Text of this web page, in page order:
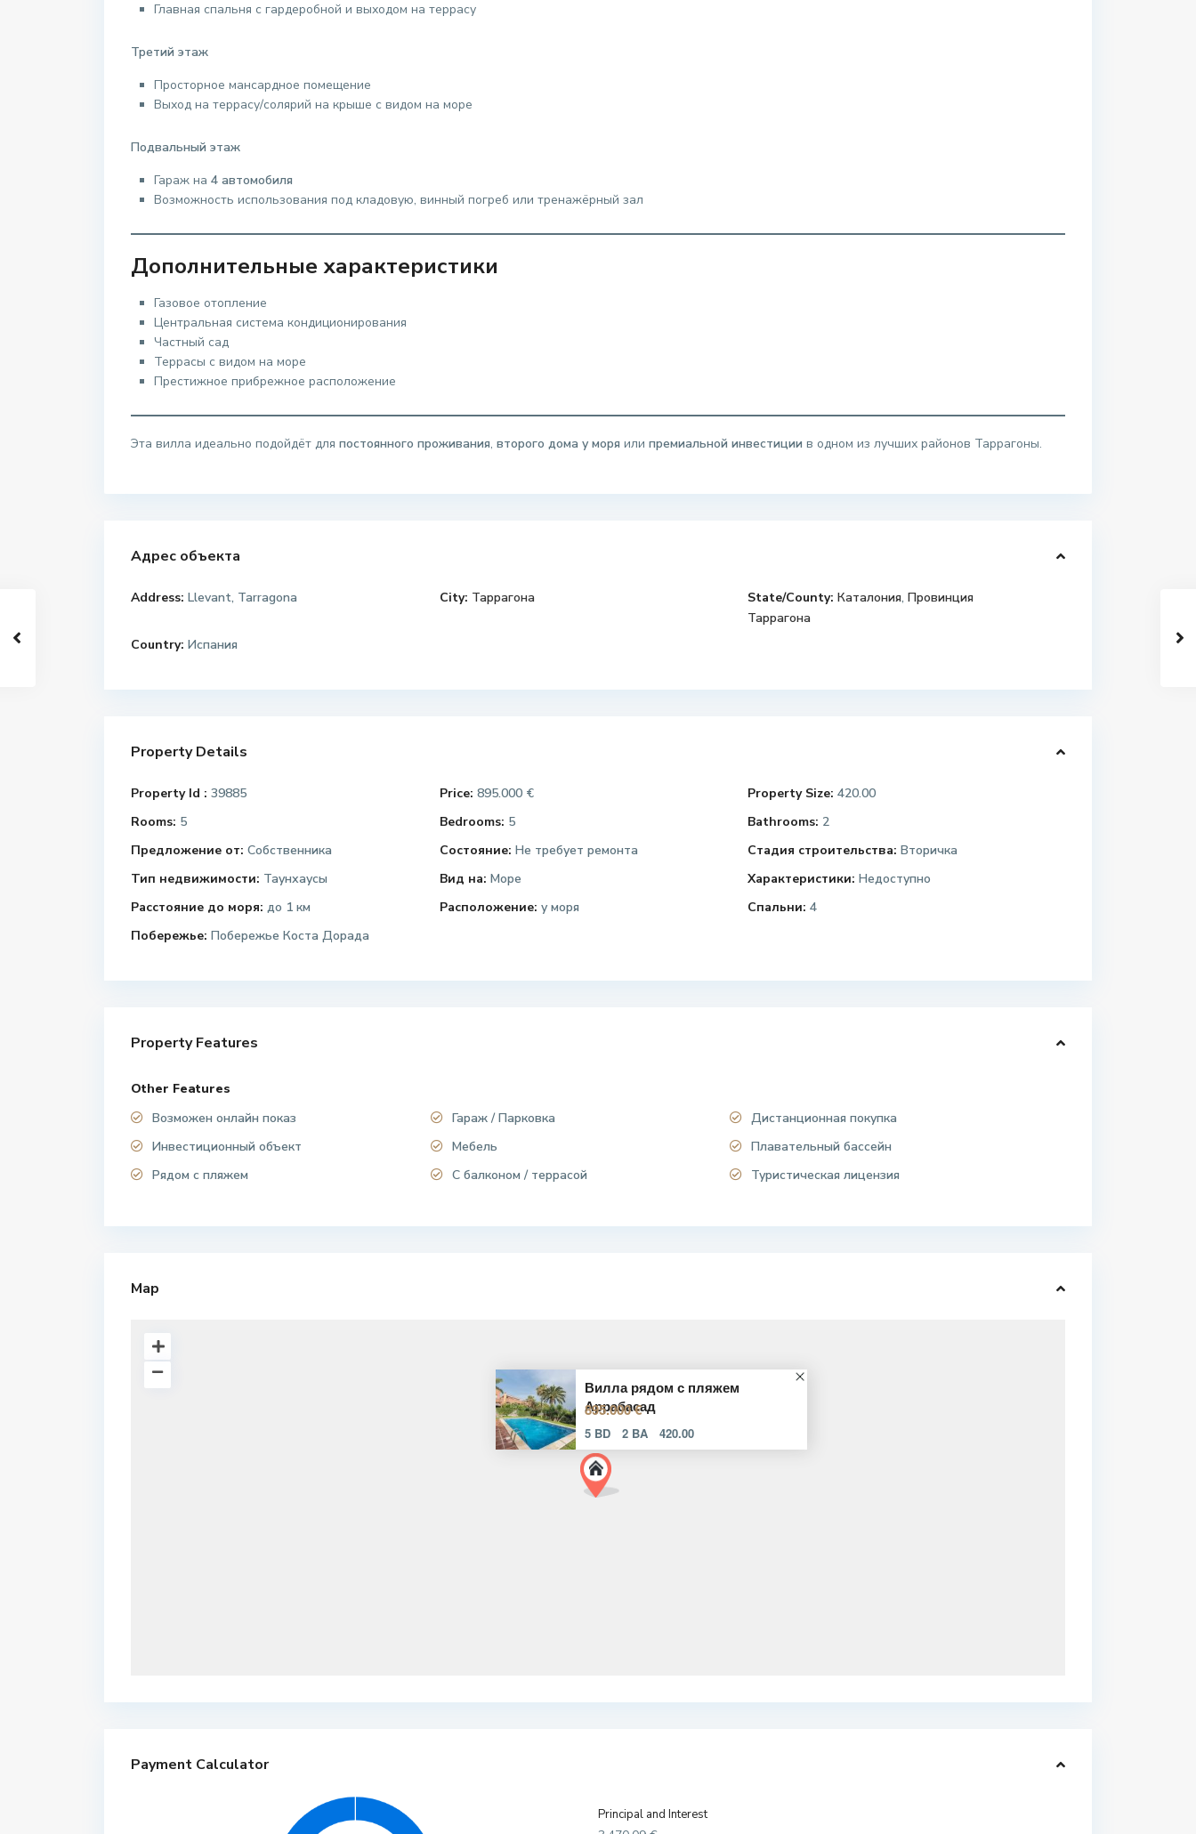
Главная спальня с гардеробной и выходом на террасу
Третий этаж
Просторное мансардное помещение
Выход на террасу/солярий на крыше с видом на море
Подвальный этаж
Гараж на 4 автомобиля
Возможность использования под кладовую, винный погреб или тренажёрный зал
Дополнительные характеристики
Газовое отопление
Центральная система кондиционирования
Частный сад
Террасы с видом на море
Престижное прибрежное расположение
Эта вилла идеально подойдёт для постоянного проживания, второго дома у моря или премиальной инвестиции в одном из лучших районов Таррагоны.
Адрес объекта
Address: Llevant, Tarragona City: Таррагона State/County: Каталония, Провинция
Таррагона
Country: Испания
Property Details
Property Id : 39885 Price: 895.000 € Property Size: 420.00
Rooms: 5 Bedrooms: 5 Bathrooms: 2
Предложение от: Собственника Состояние: Не требует ремонта Стадия строительства: Вторичка
Тип недвижимости: Таунхаусы Вид на: Море Характеристики: Недоступно
Расстояние до моря: до 1 км Расположение: у моря Спальни: 4
Побережье: Побережье Коста Дорада
Property Features
Other Features
Возможен онлайн показ
Гараж / Парковка
Дистанционная покупка
Инвестиционный объект
Мебель
Плавательный бассейн
Рядом с пляжем
С балконом / террасой Туристическая лицензия
Map
Вилла рядом с пляжем
Аррабасад
895.000 €
5 BD 2 BA 420.00
Payment Calculator
Principal and Interest